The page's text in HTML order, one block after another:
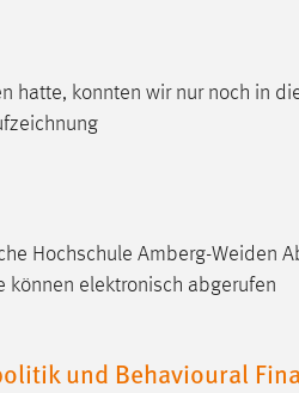
hatte, konnten wir nur noch in
Hochschule Amberg-Weiden
können elektronisch abgerufen
und Behavioural